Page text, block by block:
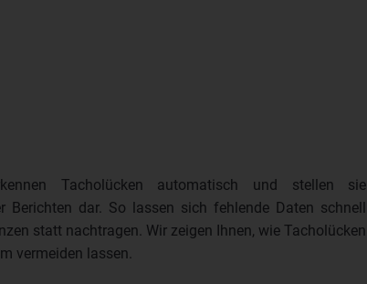
Tacholücken automatisch und stellen sie
Berichten dar. So lassen sich fehlende Daten schnell
statt nachtragen. Wir zeigen Ihnen, wie Tacholücken
vermeiden lassen.